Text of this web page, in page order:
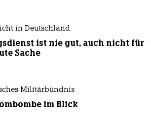
in Deutschland
ist nie gut, auch nicht für
Sache
Militärbündnis
im Blick